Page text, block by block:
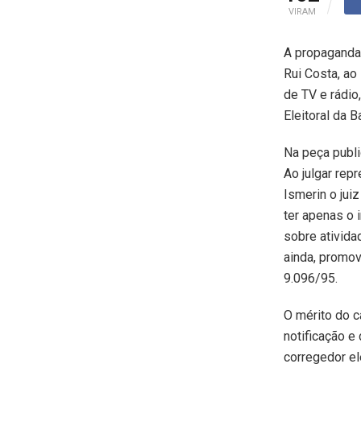
VIRAM
A
Rui Costa,
de TV e
Eleitoral da
Na peça
Ao julgar
Ismerin o
ter apenas o
sobre
ainda,
9.096/95.
O mérito do
notificação e
corregedor